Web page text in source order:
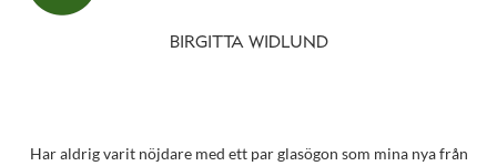
Snart behöver jag boka tid för en synundersökning och jag vet
BIRGITTA WIDLUND
Har aldrig varit nöjdare med ett par glasögon som mina nya från